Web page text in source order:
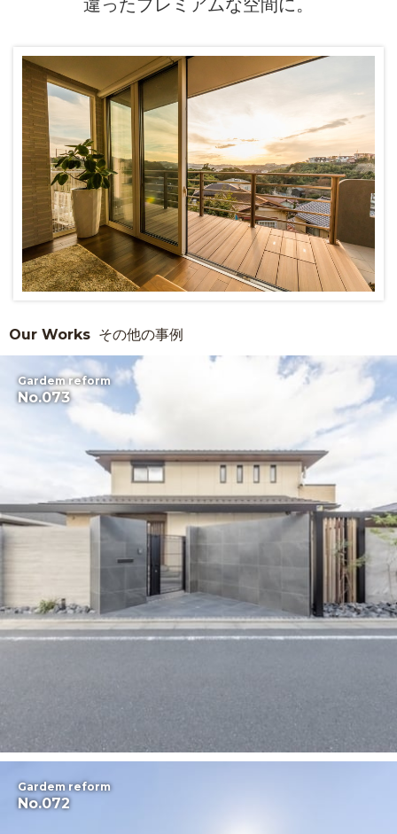
違ったプレミアムな空間に。
Our Works その他の事例
Gardem reform
No.073
Gardem reform
No.072